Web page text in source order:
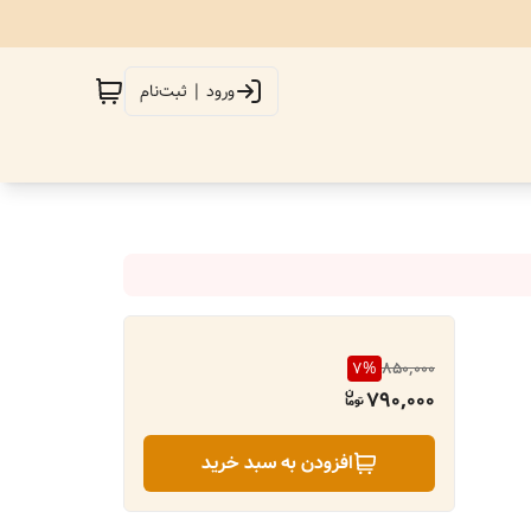
ورود | ثبت‌نام
850,000
7%
790,000
افزودن به سبد خرید